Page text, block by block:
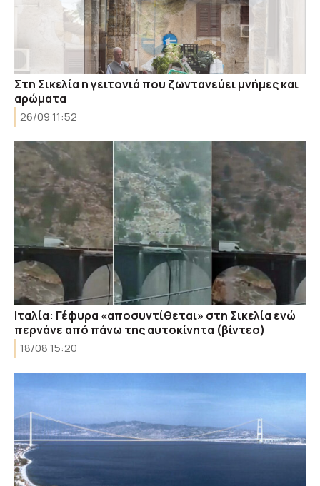
Στη Σικελία η γειτονιά που ζωντανεύει μνήμες και
αρώματα
26/09 11:52
Ιταλία: Γέφυρα «αποσυντίθεται» στη Σικελία ενώ
περνάνε από πάνω της αυτοκίνητα (βίντεο)
18/08 15:20